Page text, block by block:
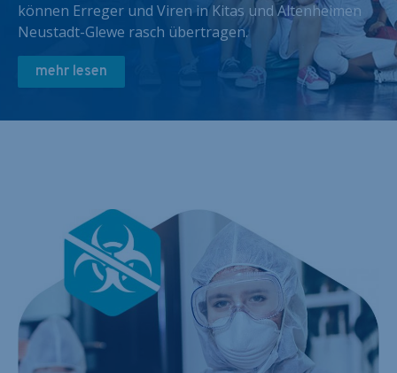
können Erreger und Viren in Kitas und Altenheimen
Neustadt-Glewe rasch übertragen.
mehr lesen